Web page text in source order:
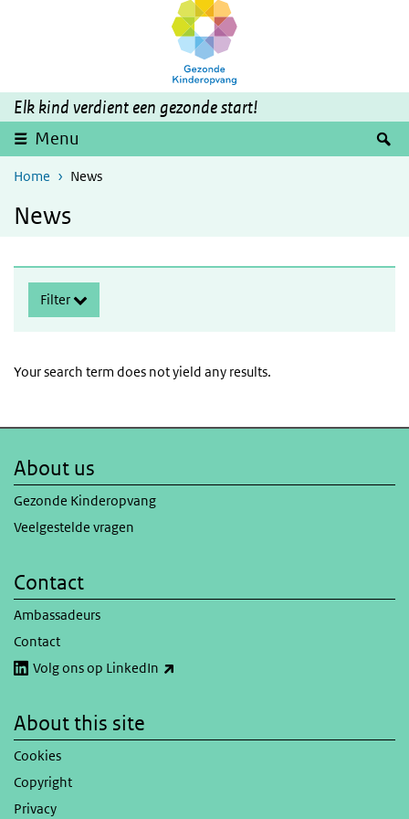
Elk kind verdient een gezonde start!
Menu
Home News
News
Filter
Your search term does not yield any results.
About us
Gezonde Kinderopvang
Veelgestelde vragen
Contact
Ambassadeurs
Contact
Volg ons op LinkedIn
About this site
Cookies
Copyright
Privacy